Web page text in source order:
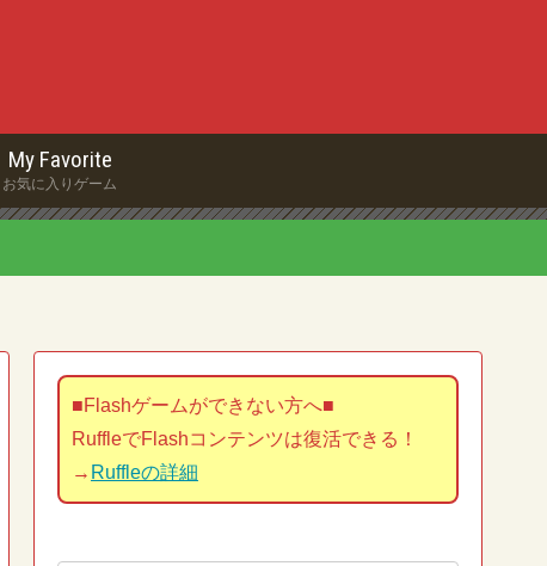
My Favorite
お気に入りゲーム
■Flashゲームができない方へ■
RuffleでFlashコンテンツは復活できる！
→ Ruffleの詳細